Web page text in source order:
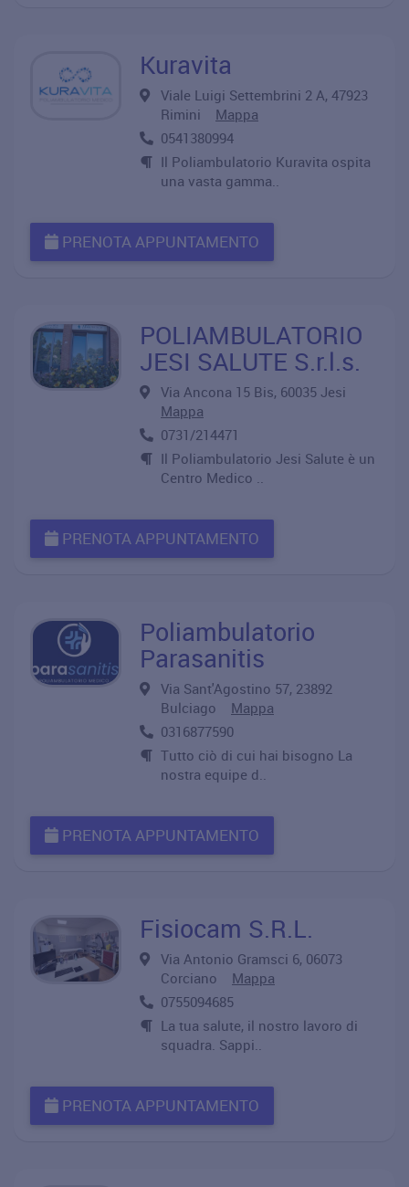
Kuravita
Viale Luigi Settembrini 2 A, 47923
Rimini Mappa
0541380994
Il Poliambulatorio Kuravita ospita
una vasta gamma..
PRENOTA APPUNTAMENTO
POLIAMBULATORIO
JESI SALUTE S.r.l.s.
Via Ancona 15 Bis, 60035 Jesi
Mappa
0731/214471
Il Poliambulatorio Jesi Salute è un
Centro Medico ..
PRENOTA APPUNTAMENTO
Poliambulatorio
Parasanitis
Via Sant'Agostino 57, 23892
Bulciago Mappa
0316877590
Tutto ciò di cui hai bisogno La
nostra equipe d..
PRENOTA APPUNTAMENTO
Fisiocam S.R.L.
Via Antonio Gramsci 6, 06073
Corciano Mappa
0755094685
La tua salute, il nostro lavoro di
squadra. Sappi..
PRENOTA APPUNTAMENTO